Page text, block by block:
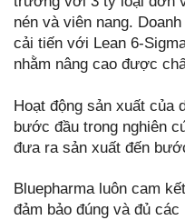
nén và viên nang.
cải tiến với Lean 6-
nhằm nâng cao được
Hoạt động sản xuất của
bước đầu trong nghiên
đưa ra sản xuất đến
Bluepharma luôn cam
đảm bảo đúng và đủ